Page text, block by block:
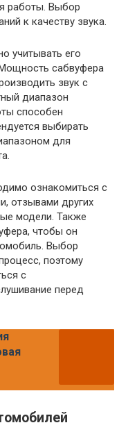
работы. Выбор
к качеству звука.
учитывать его
сабвуфера
звук с
диапазон
способен
выбирать
для
ознакомиться с
отзывами других
модели. Также
чтобы он
Выбор
поэтому
с
перед